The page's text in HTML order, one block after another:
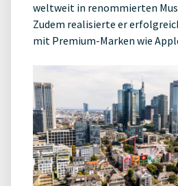
weltweit in renommierten
Zudem realisierte er
mit Premium-Marken wie